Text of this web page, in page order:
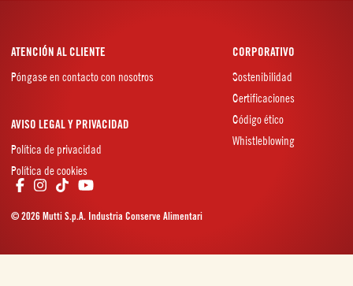
ATENCIÓN AL CLIENTE
Póngase en contacto con nosotros
CORPORATIVO
Sostenibilidad
Certificaciones
Código ético
Whistleblowing
AVISO LEGAL Y PRIVACIDAD
Política de privacidad
Política de cookies
© 2026 Mutti S.p.A. Industria Conserve Alimentari